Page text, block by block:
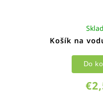
Košík na
Do